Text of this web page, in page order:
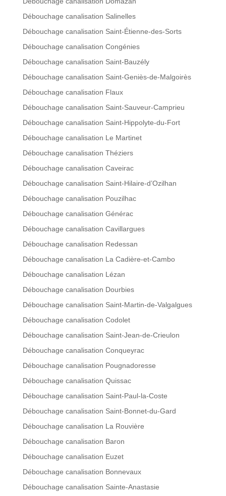
Débouchage canalisation Salinelles
Débouchage canalisation Saint-Étienne-des-Sorts
Débouchage canalisation Congénies
Débouchage canalisation Saint-Bauzély
Débouchage canalisation Saint-Geniès-de-Malgoirès
Débouchage canalisation Flaux
Débouchage canalisation Saint-Sauveur-Camprieu
Débouchage canalisation Saint-Hippolyte-du-Fort
Débouchage canalisation Le Martinet
Débouchage canalisation Théziers
Débouchage canalisation Caveirac
Débouchage canalisation Saint-Hilaire-d’Ozilhan
Débouchage canalisation Pouzilhac
Débouchage canalisation Générac
Débouchage canalisation Cavillargues
Débouchage canalisation Redessan
Débouchage canalisation La Cadière-et-Cambo
Débouchage canalisation Lézan
Débouchage canalisation Dourbies
Débouchage canalisation Saint-Martin-de-Valgalgues
Débouchage canalisation Codolet
Débouchage canalisation Saint-Jean-de-Crieulon
Débouchage canalisation Conqueyrac
Débouchage canalisation Pougnadoresse
Débouchage canalisation Quissac
Débouchage canalisation Saint-Paul-la-Coste
Débouchage canalisation Saint-Bonnet-du-Gard
Débouchage canalisation La Rouvière
Débouchage canalisation Baron
Débouchage canalisation Euzet
Débouchage canalisation Bonnevaux
Débouchage canalisation Sainte-Anastasie